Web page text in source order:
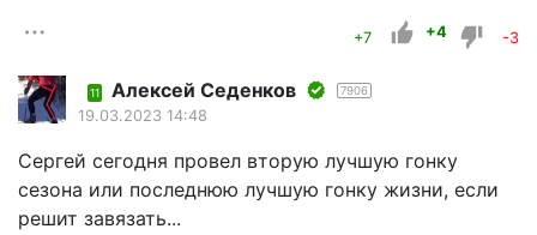
+7 +4 -3
11 Алексей Седенков 7906
19.03.2023 14:48
Сергей сегодня провел вторую лучшую гонку
сезона или последнюю лучшую гонку жизни, если
решит завязать...